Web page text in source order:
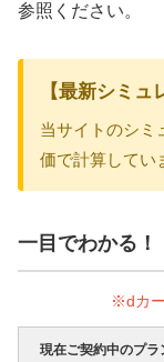
参照ください。
【最新シミュ
当サイトのシミ
価で計算してい
一目でわかる
※dカ
現在ご契約中のプラ